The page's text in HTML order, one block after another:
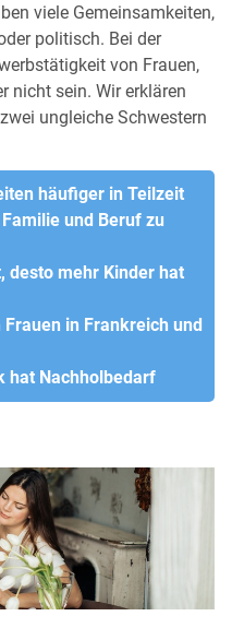
viele Gemeinsamkeiten,
politisch. Bei der
von Frauen,
nicht sein. Wir erklären
ungleiche Schwestern
häufiger in Teilzeit
und Beruf zu
desto mehr Kinder hat
in Frankreich und
hat Nachholbedarf